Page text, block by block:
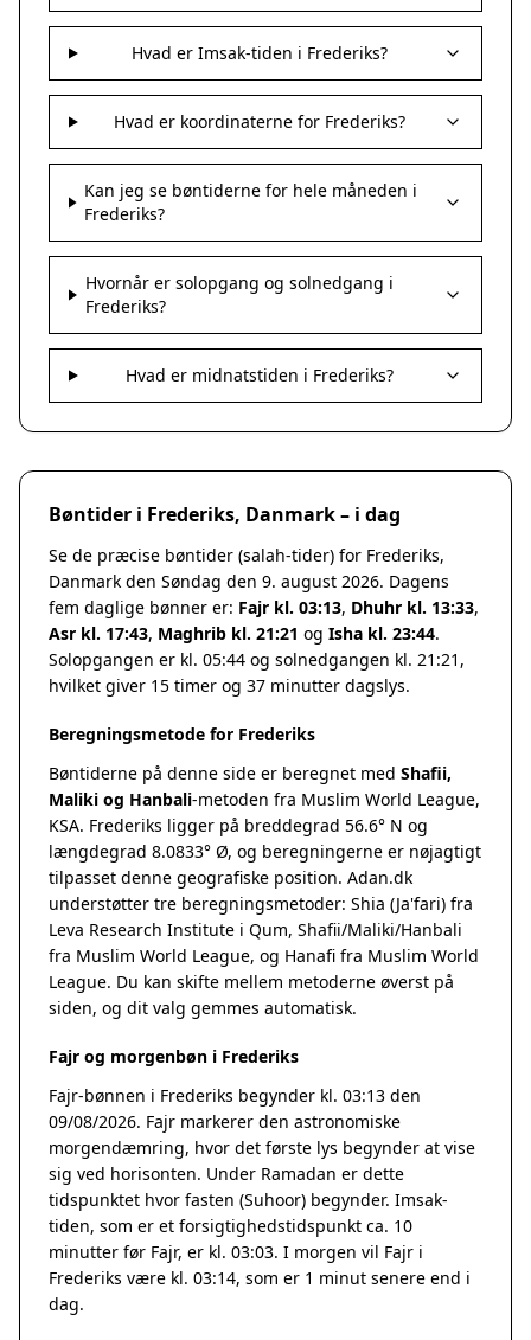
Hvad er Imsak-tiden i Frederiks?
Hvad er koordinaterne for Frederiks?
Kan jeg se bøntiderne for hele måneden i
Frederiks?
Hvornår er solopgang og solnedgang i
Frederiks?
Hvad er midnatstiden i Frederiks?
Bøntider i Frederiks, Danmark – i dag
Se de præcise bøntider (salah-tider) for Frederiks,
Danmark den Søndag den 9. august 2026. Dagens
fem daglige bønner er: Fajr kl. 03:13, Dhuhr kl. 13:33,
Asr kl. 17:43, Maghrib kl. 21:21 og Isha kl. 23:44.
Solopgangen er kl. 05:44 og solnedgangen kl. 21:21,
hvilket giver 15 timer og 37 minutter dagslys.
Beregningsmetode for Frederiks
Bøntiderne på denne side er beregnet med Shafii,
Maliki og Hanbali-metoden fra Muslim World League,
KSA. Frederiks ligger på breddegrad 56.6° N og
længdegrad 8.0833° Ø, og beregningerne er nøjagtigt
tilpasset denne geografiske position. Adan.dk
understøtter tre beregningsmetoder: Shia (Ja'fari) fra
Leva Research Institute i Qum, Shafii/Maliki/Hanbali
fra Muslim World League, og Hanafi fra Muslim World
League. Du kan skifte mellem metoderne øverst på
siden, og dit valg gemmes automatisk.
Fajr og morgenbøn i Frederiks
Fajr-bønnen i Frederiks begynder kl. 03:13 den
09/08/2026. Fajr markerer den astronomiske
morgendæmring, hvor det første lys begynder at vise
sig ved horisonten. Under Ramadan er dette
tidspunktet hvor fasten (Suhoor) begynder. Imsak-
tiden, som er et forsigtighedstidspunkt ca. 10
minutter før Fajr, er kl. 03:03. I morgen vil Fajr i
Frederiks være kl. 03:14, som er 1 minut senere end i
dag.